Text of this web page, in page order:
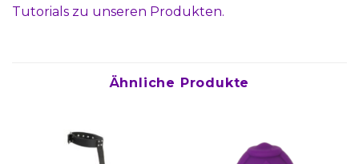
Tutorials zu unseren Produkten.
Ähnliche Produkte